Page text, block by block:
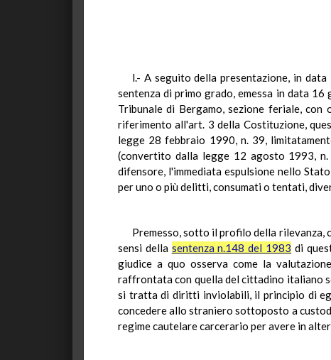
l.- A seguito della presentazione, in
sentenza di primo grado, emessa in data
Tribunale di Bergamo, sezione feriale,
riferimento all'art. 3 della Costituzione,
legge 28 febbraio 1990, n. 39,
(convertito dalla legge 12 agosto 1993,
difensore, l'immediata espulsione nello
per uno o più delitti, consumati o tentati,
Premesso, sotto il profilo della rilevanza,
sensi della sentenza n.148 del 1983 di
giudice a quo osserva come la
raffrontata con quella del cittadino italiano
si tratta di diritti inviolabili, il principio di
concedere allo straniero sottoposto a
regime cautelare carcerario per avere in